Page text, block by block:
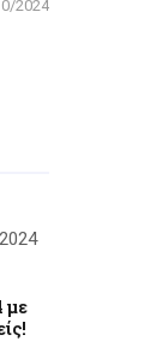
2024
με